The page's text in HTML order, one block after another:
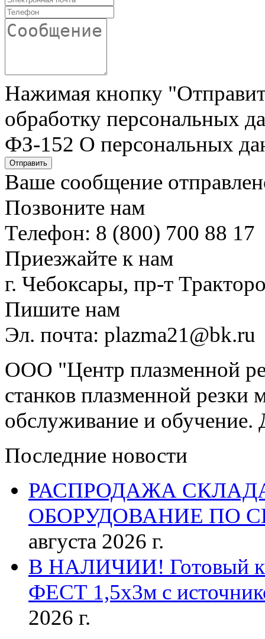
Нажимая кнопку
обработку персональных
ФЗ-152 О персональных
Отправить
Ваше сообщение
Позвоните нам
Телефон: 8 (800) 700 88 17
Приезжайте к нам
г. Чебоксары, пр-т
Пишите нам
Эл. почта: plazma21@bk.ru
ООО "Центр плазменной
станков плазменной резки
обслуживание и обучение.
Последние новости
РАСПРОДАЖА
ОБОРУДОВАНИЕ ПО
августа 2026 г.
В НАЛИЧИИ! Готовый к
ФЕСТ 1,5х3м с
2026 г.